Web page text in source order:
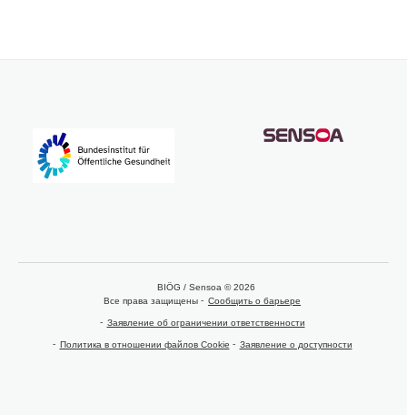
BIÖG / Sensoa © 2026
Все права защищены
Сообщить о барьере
Заявление об ограничении ответственности
Политика в отношении файлов Cookie Заявление о доступности